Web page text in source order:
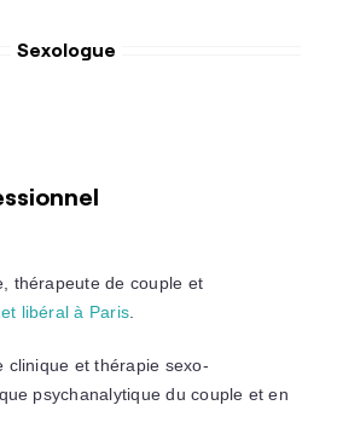
Sexologue
thérapeute de couple et
libéral à Paris
clinique et thérapie sexo-
psychanalytique du couple et en